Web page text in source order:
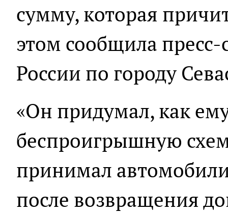
сумму, которая
этом сообщила
России по городу
«Он придумал, как
беспроигрышную
принимал
после возвращения